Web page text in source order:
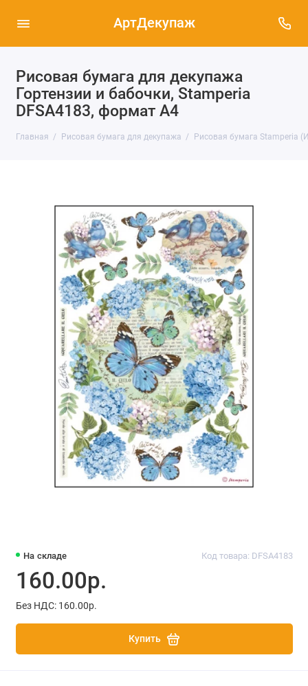
АртДекупаж
Рисовая бумага для декупажа
Гортензии и бабочки, Stamperia
DFSA4183, формат А4
Главная Рисовая бумага для декупажа Рисовая бумага Stamperia
На складе Код товара: DFSA4183
160.00р.
Без НДС: 160.00р.
Купить